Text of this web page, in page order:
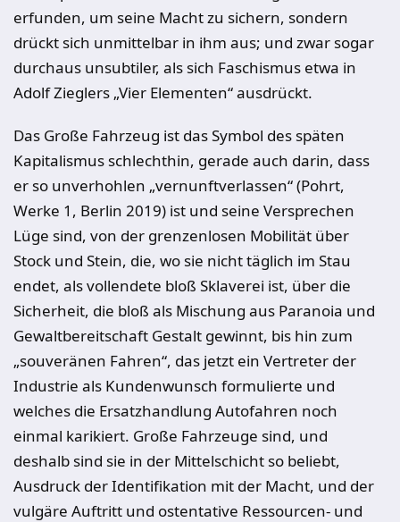
erfunden, um seine Macht zu sichern, sondern
drückt sich unmittelbar in ihm aus; und zwar sogar
durchaus unsubtiler, als sich Faschismus etwa in
Adolf Zieglers „Vier Elementen“ ausdrückt.
Das Große Fahrzeug ist das Symbol des späten
Kapitalismus schlechthin, gerade auch darin, dass
er so unverhohlen „vernunftverlassen“ (Pohrt,
Werke 1, Berlin 2019) ist und seine Versprechen
Lüge sind, von der grenzenlosen Mobilität über
Stock und Stein, die, wo sie nicht täglich im Stau
endet, als vollendete bloß Sklaverei ist, über die
Sicherheit, die bloß als Mischung aus Paranoia und
Gewaltbereitschaft Gestalt gewinnt, bis hin zum
„souveränen Fahren“, das jetzt ein Vertreter der
Industrie als Kundenwunsch formulierte und
welches die Ersatzhandlung Autofahren noch
einmal karikiert. Große Fahrzeuge sind, und
deshalb sind sie in der Mittelschicht so beliebt,
Ausdruck der Identifikation mit der Macht, und der
vulgäre Auftritt und ostentative Ressourcen- und